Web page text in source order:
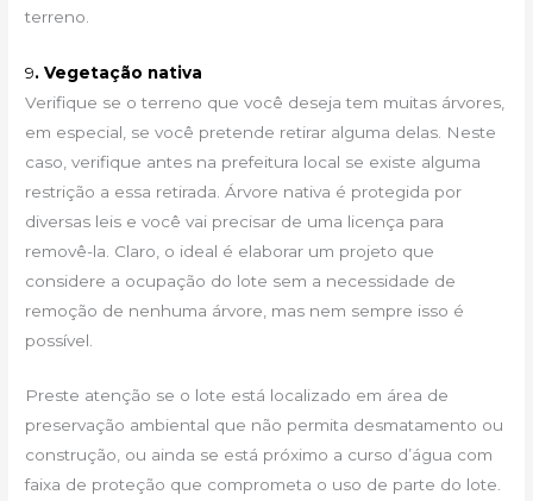
terreno.
9. Vegetação nativa
Verifique se o terreno que você deseja tem muitas árvores,
em especial, se você pretende retirar alguma delas. Neste
caso, verifique antes na prefeitura local se existe alguma
restrição a essa retirada. Árvore nativa é protegida por
diversas leis e você vai precisar de uma licença para
removê-la. Claro, o ideal é elaborar um projeto que
considere a ocupação do lote sem a necessidade de
remoção de nenhuma árvore, mas nem sempre isso é
possível.
Preste atenção se o lote está localizado em área de
preservação ambiental que não permita desmatamento ou
construção, ou ainda se está próximo a curso d’água com
faixa de proteção que comprometa o uso de parte do lote.